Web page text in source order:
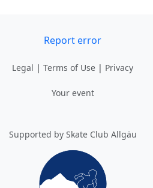
Report error
Legal | Terms of Use | Privacy
Your event
Supported by Skate Club Allgäu